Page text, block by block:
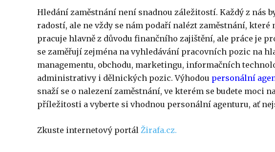
Hledání zaměstnání není snadnou záležitostí. Každý z nás
radostí, ale ne vždy se nám podaří nalézt zaměstnání,
pracuje hlavně z důvodu finančního zajištění, ale práce je
se zaměřují zejména na vyhledávání pracovních pozic na
managementu, obchodu, marketingu, informačních
administrativy i dělnických pozic. Výhodou personální
snaží se o nalezení zaměstnání, ve kterém se budete moci
příležitosti a vyberte si vhodnou personální agenturu, ať
Zkuste internetový portál Žirafa.cz.